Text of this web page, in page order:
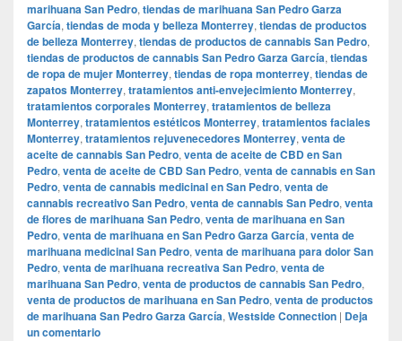
marihuana San Pedro, tiendas de marihuana San Pedro Garza
García, tiendas de moda y belleza Monterrey, tiendas de productos
de belleza Monterrey, tiendas de productos de cannabis San Pedro,
tiendas de productos de cannabis San Pedro Garza García, tiendas
de ropa de mujer Monterrey, tiendas de ropa monterrey, tiendas de
zapatos Monterrey, tratamientos anti-envejecimiento Monterrey,
tratamientos corporales Monterrey, tratamientos de belleza
Monterrey, tratamientos estéticos Monterrey, tratamientos faciales
Monterrey, tratamientos rejuvenecedores Monterrey, venta de
aceite de cannabis San Pedro, venta de aceite de CBD en San
Pedro, venta de aceite de CBD San Pedro, venta de cannabis en San
Pedro, venta de cannabis medicinal en San Pedro, venta de
cannabis recreativo San Pedro, venta de cannabis San Pedro, venta
de flores de marihuana San Pedro, venta de marihuana en San
Pedro, venta de marihuana en San Pedro Garza García, venta de
marihuana medicinal San Pedro, venta de marihuana para dolor San
Pedro, venta de marihuana recreativa San Pedro, venta de
marihuana San Pedro, venta de productos de cannabis San Pedro,
venta de productos de marihuana en San Pedro, venta de productos
de marihuana San Pedro Garza García, Westside Connection | Deja
un comentario